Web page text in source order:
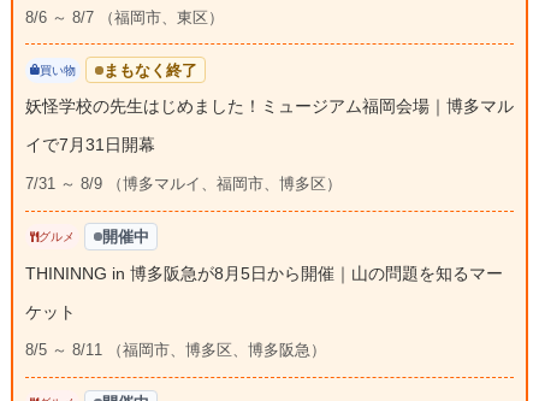
8/6 ～ 8/7 （福岡市、東区）
買い物 まもなく終了
妖怪学校の先生はじめました！ミュージアム福岡会場｜博多マル
イで7月31日開幕
7/31 ～ 8/9 （博多マルイ、福岡市、博多区）
グルメ 開催中
THININNG in 博多阪急が8月5日から開催｜山の問題を知るマー
ケット
8/5 ～ 8/11 （福岡市、博多区、博多阪急）